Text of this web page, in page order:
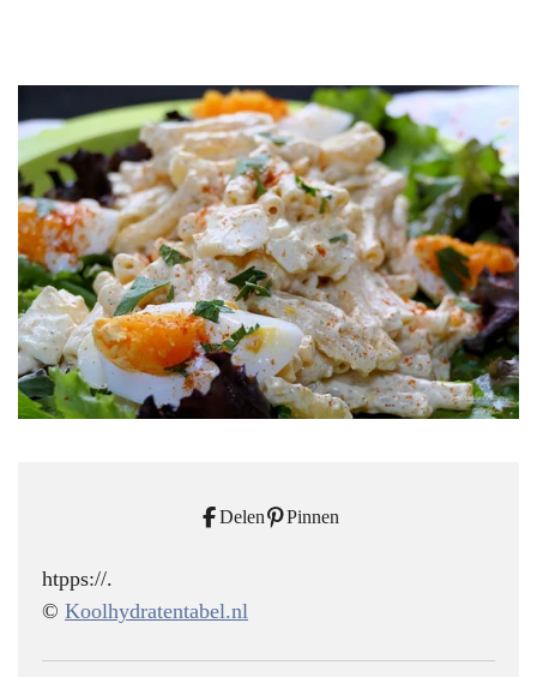
Delen Pinnen
htpps://.
© Koolhydratentabel.nl